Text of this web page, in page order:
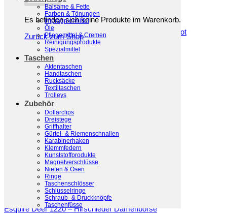
Es befinden sich keine Produkte im Warenkorb.
Zurück zum Shop
Balsame & Fette
Farben & Tönungen
Imprägniermittel
Öle
Pflegemittel & Cremen
Reinigungsprodukte
Spezialmittel
Taschen
Aktentaschen
Handtaschen
Rucksäcke
Textiltaschen
Trolleys
Zubehör
Dollarclips
Dreistege
Griffhalter
Gürtel- & Riemenschnallen
Karabinerhaken
Klemmfedern
Kunststoffprodukte
Magnetverschlüsse
Nieten & Ösen
Ringe
Taschenschlösser
Schlüsselringe
Schraub- & Druckknöpfe
Taschenfüsse
Schnellansicht
Esquire Deer 1220 – Hirschleder Damenbörse